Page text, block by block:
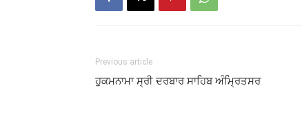
Previous article
ਹੁਕਮਨਾਮਾ ਸ੍ਰੀ ਦਰਬਾਰ ਸਾਹਿਬ ਅੰਮ੍ਰਿਤਸਰ